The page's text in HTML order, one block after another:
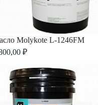
Molykote L-1246FM
₽